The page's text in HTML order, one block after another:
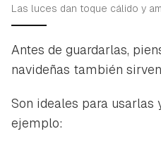
Las luces dan toque cálido y
Antes de guardarlas,
navideñas también
Son ideales para usarlas
ejemplo: